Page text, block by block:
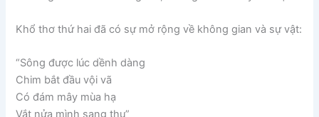
Khổ thơ thứ hai đã có sự mở rộng về không gian và sự vật:
“Sông được lúc dềnh dàng
Chim bắt đầu vội vã
Có đám mây mùa hạ
Vắt nửa mình sang thu”